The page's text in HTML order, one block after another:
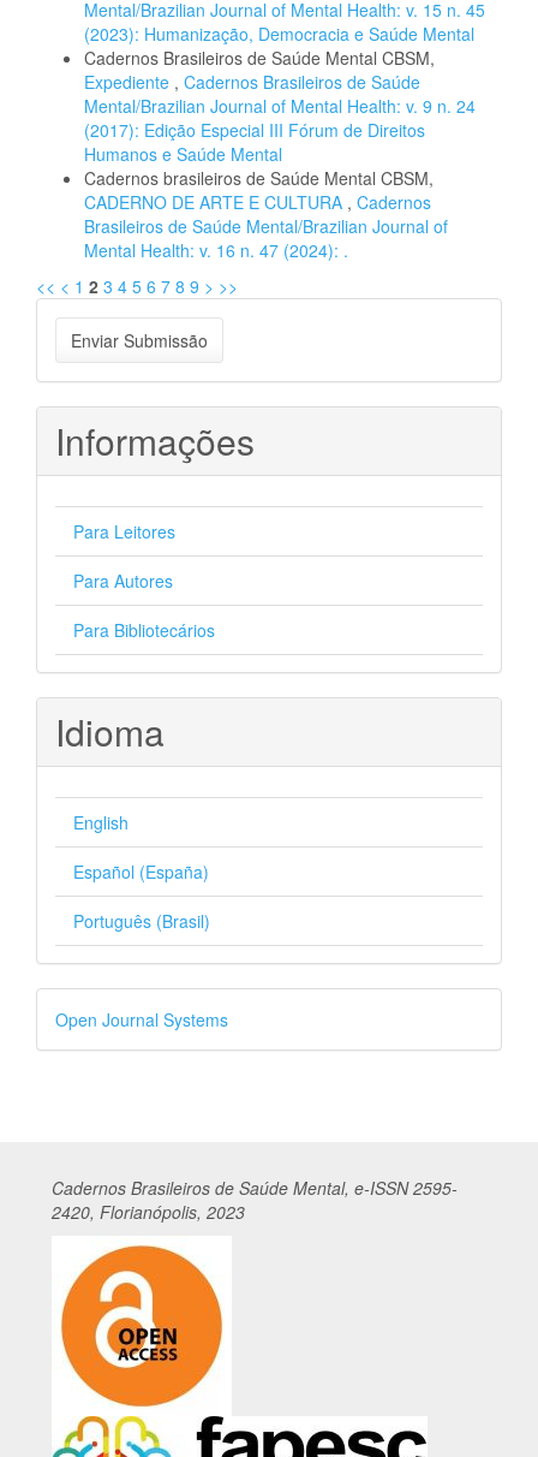
Mental/Brazilian Journal of Mental Health: v. 15 n. 45
(2023): Humanização, Democracia e Saúde Mental
Cadernos Brasileiros de Saúde Mental CBSM,
Expediente , Cadernos Brasileiros de Saúde
Mental/Brazilian Journal of Mental Health: v. 9 n. 24
(2017): Edição Especial III Fórum de Direitos
Humanos e Saúde Mental
Cadernos brasileiros de Saúde Mental CBSM,
CADERNO DE ARTE E CULTURA , Cadernos
Brasileiros de Saúde Mental/Brazilian Journal of
Mental Health: v. 16 n. 47 (2024): .
<< < 1 2 3 4 5 6 7 8 9 > >>
Enviar
Submissão
Enviar Submissão
Informações
Para Leitores
Para Autores
Para Bibliotecários
Idioma
English
Español (España)
Português (Brasil)
Desenvolvido
por
Open Journal Systems
Cadernos Brasileiros de Saúde Mental, e-ISSN 2595-
2420, Florianópolis, 2023